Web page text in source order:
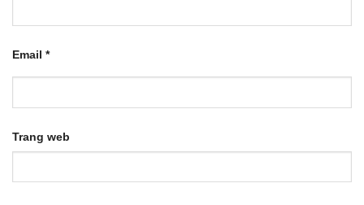
Email *
Trang web